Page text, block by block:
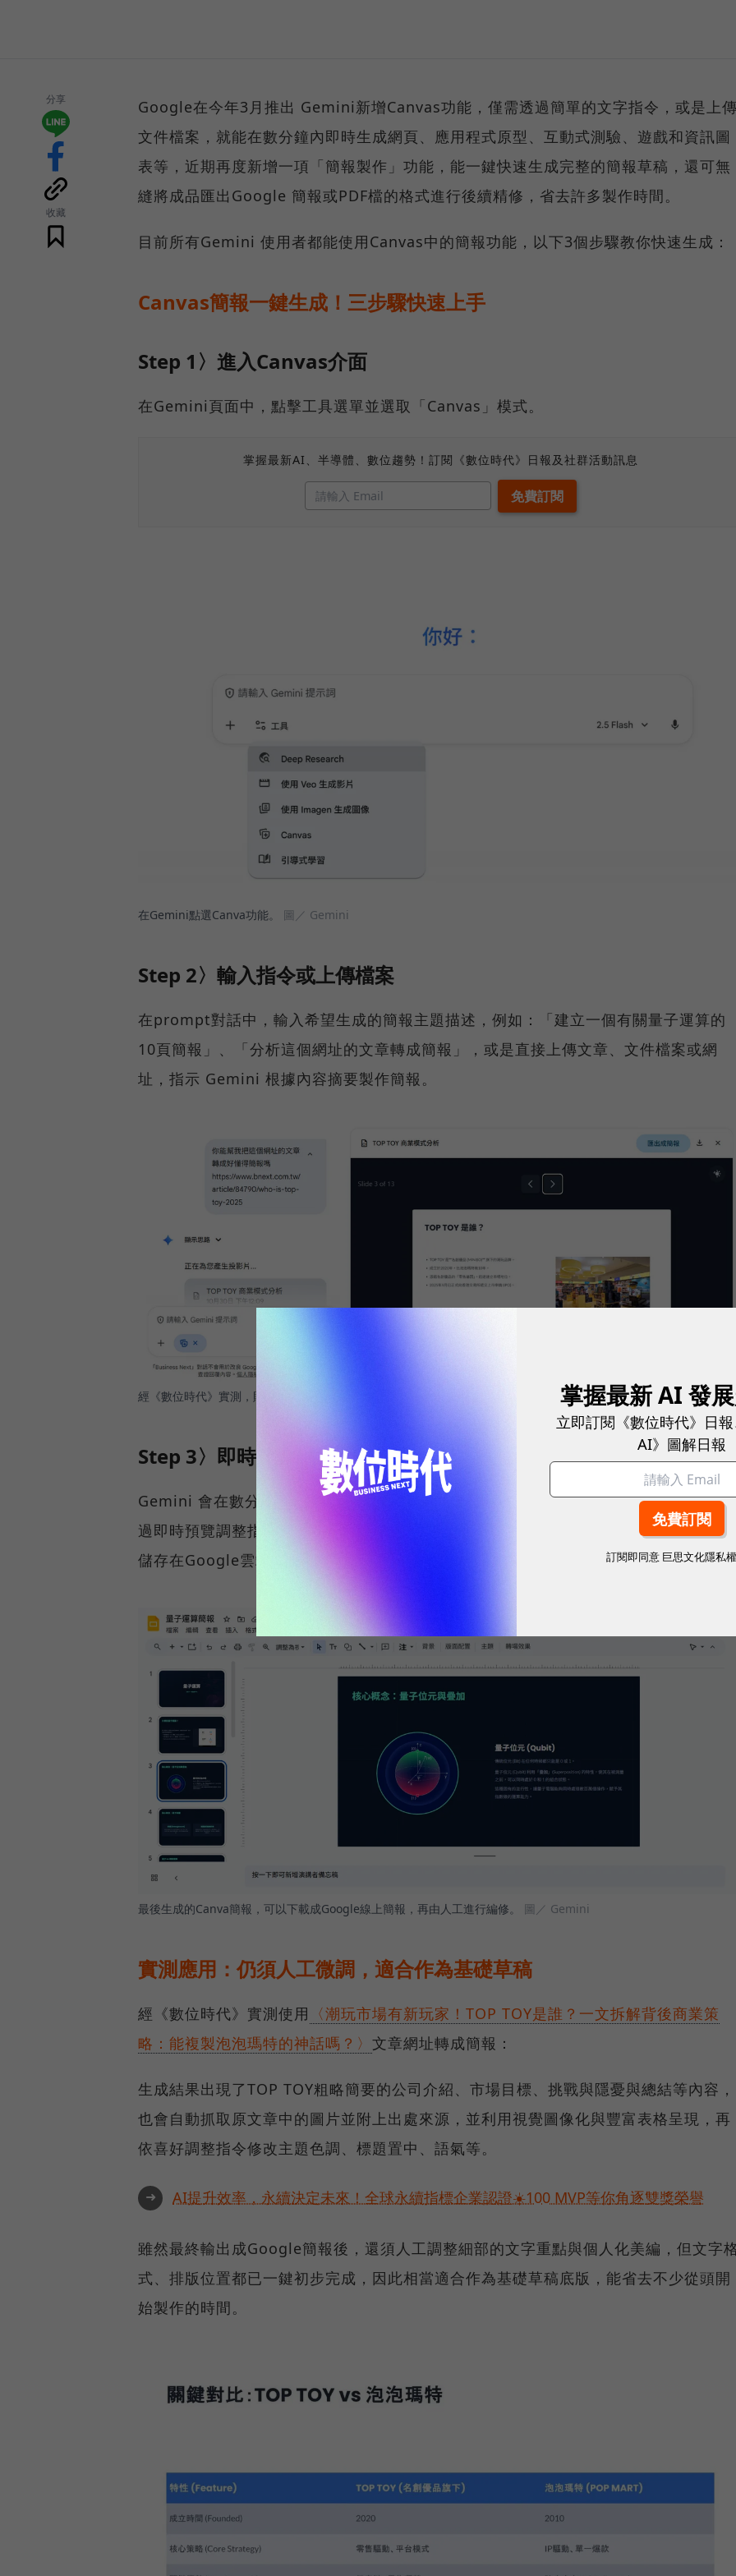
分享
收藏
Google在今年3月推出 Gemini新增Canvas功能，僅需透過簡單的文字指令，或是上
文件檔案，就能在數分鐘內即時生成網頁、應用程式原型、互動式測驗、遊戲和資訊圖
表等，近期再度新增一項「簡報製作」功能，能一鍵快速生成完整的簡報草稿，還可無
縫將成品匯出Google 簡報或PDF檔的格式進行後續精修，省去許多製作時間。
目前所有Gemini 使用者都能使用Canvas中的簡報功能，以下3個步驟教你快速生成：
Canvas簡報一鍵生成！三步驟快速上手
Step 1〉進入Canvas介面
在Gemini頁面中，點擊工具選單並選取「Canvas」模式。
掌握最新AI、半導體、數位趨勢！訂閱《數位時代》日報及社群活動訊息
在Gemini點選Canva功能。 圖／ Gemini
Step 2〉輸入指令或上傳檔案
在prompt對話中，輸入希望生成的簡報主題描述，例如：「建立一個有關量子運算的
10頁簡報」、「分析這個網址的文章轉成簡報」，或是直接上傳文章、文件檔案或網
址，指示 Gemini 根據內容摘要製作簡報。
經《數位時代》實測，貼上文章網址也能生成簡報內容。
Step 3〉即時預覽與匯出Google簡報
Gemini 會在數分鐘內生成完整的簡報投影片，若不滿意初稿格式、語氣和寫法，可透
過即時預覽調整指令修改，最後右上角功能「匯出成簡報」，直接匯出至 Google簡報
儲存在Google雲端，或下載PDF檔案，再進行後續編修。
最後生成的Canva簡報，可以下載成Google線上簡報，再由人工進行編修。 圖／ Gemini
實測應用：仍須人工微調，適合作為基礎草稿
經《數位時代》實測使用 〈潮玩市場有新玩家！TOP TOY是誰？一文拆解背後商業策
略：能複製泡泡瑪特的神話嗎？〉 文章網址轉成簡報：
生成結果出現了TOP TOY粗略簡要的公司介紹、市場目標、挑戰與隱憂與總結等內容，
也會自動抓取原文章中的圖片並附上出處來源，並利用視覺圖像化與豐富表格呈現，再
依喜好調整指令修改主題色調、標題置中、語氣等。
➜ AI提升效率，永續決定未來！全球永續指標企業認證☀️100 MVP等你角逐雙獎榮譽
雖然最終輸出成Google簡報後，還須人工調整細部的文字重點與個人化美編，但文字
式、排版位置都已一鍵初步完成，因此相當適合作為基礎草稿底版，能省去不少從頭開
始製作的時間。
掌握最新 AI 發
立即訂閱《數位時代》日
AI》圖解日報
訂閱即同意 巨思文化隱私